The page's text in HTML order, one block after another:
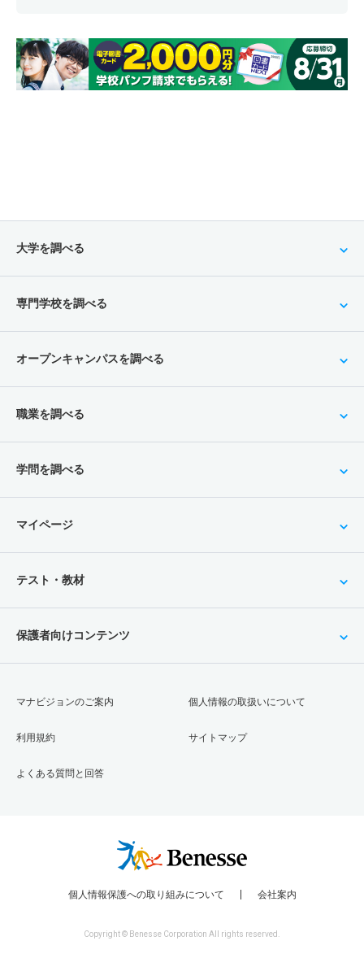
大学を調べる
専門学校を調べる
オープンキャンパスを調べる
職業を調べる
学問を調べる
マイページ
テスト・教材
保護者向けコンテンツ
マナビジョンのご案内
利用規約
よくある質問と回答
個人情報の取扱いについて
サイトマップ
個人情報保護への取り組みについて 会社案内
Copyright © Benesse Corporation All rights reserved.